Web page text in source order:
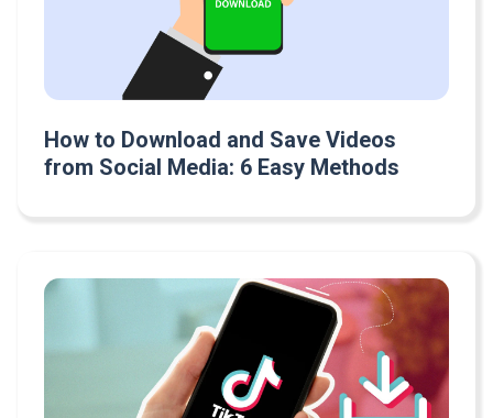
How to Download and Save Videos
from Social Media: 6 Easy Methods